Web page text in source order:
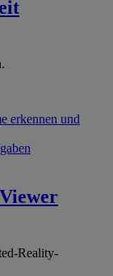
erkennen und
Reality-